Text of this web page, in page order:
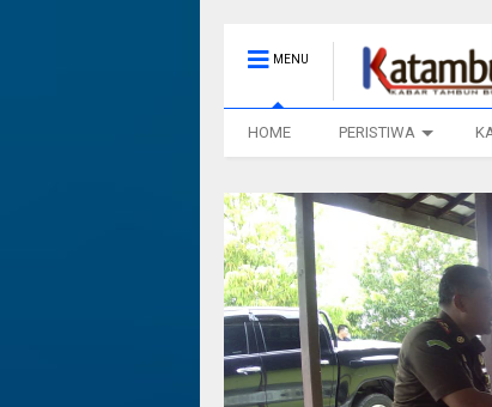
MENU
HOME PERISTIWA